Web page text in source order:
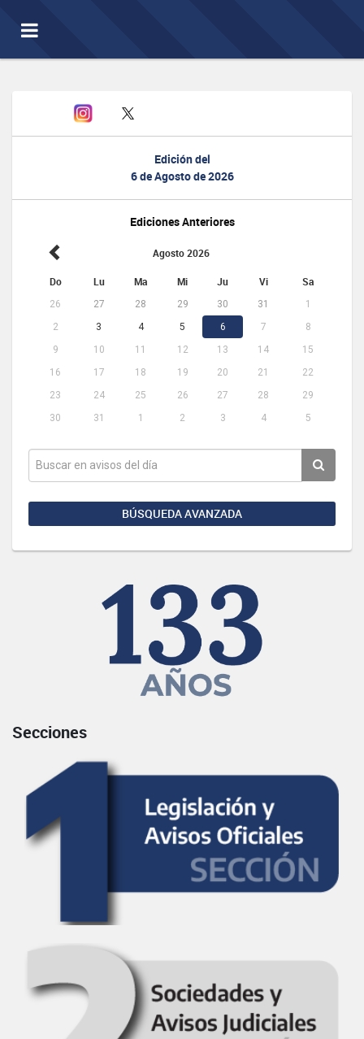
Toggle
navigation
Edición del
6 de Agosto de 2026
Ediciones Anteriores
Agosto 2026
Do Lu Ma Mi Ju Vi Sa
26 27 28 29 30 31
1
2
3 4 5 6 7
8
9
10 11 12 13 14
15
16
17 18 19 20 21
22
23
24 25 26 27 28
29
30
31 1 2 3 4 5
BÚSQUEDA AVANZADA
Secciones